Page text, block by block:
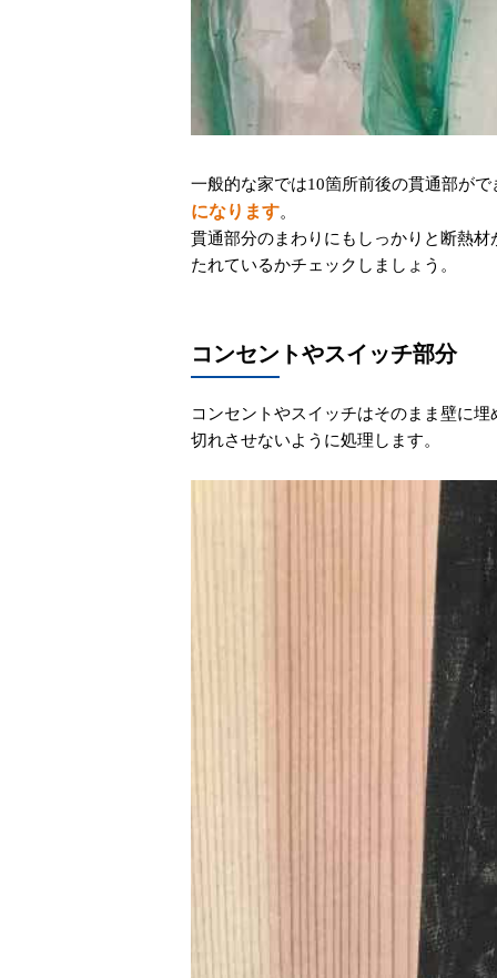
一般的な家では10箇所前後の貫通部が
になります。
貫通部分のまわりにもしっかりと断熱
たれているかチェックしましょう。
コンセントやスイッチ部分
コンセントやスイッチはそのまま壁に
切れさせないように処理します。